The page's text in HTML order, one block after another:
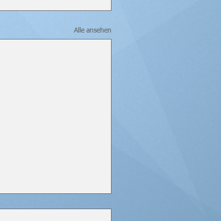
Alle ansehen